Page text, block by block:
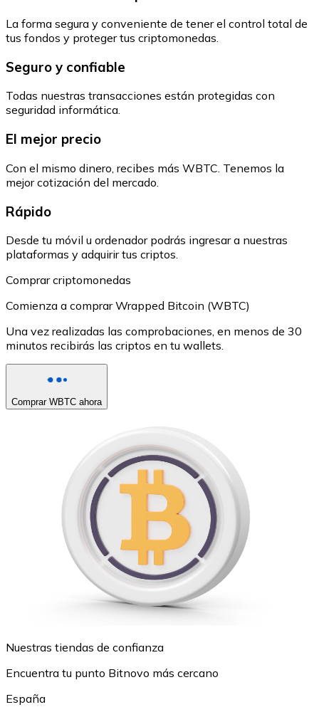
La forma segura y conveniente de tener el control total de
tus fondos y proteger tus criptomonedas.
Seguro y confiable
Todas nuestras transacciones están protegidas con
seguridad informática.
El mejor precio
Con el mismo dinero, recibes más WBTC. Tenemos la
mejor cotización del mercado.
Rápido
Desde tu móvil u ordenador podrás ingresar a nuestras
plataformas y adquirir tus criptos.
Comprar criptomonedas
Comienza a comprar Wrapped Bitcoin (WBTC)
Una vez realizadas las comprobaciones, en menos de 30
minutos recibirás las criptos en tu wallets.
Comprar WBTC ahora
Nuestras tiendas de confianza
Encuentra tu punto Bitnovo más cercano
España